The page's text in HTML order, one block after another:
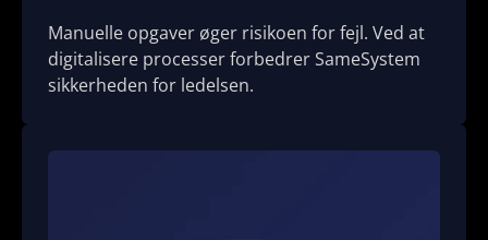
Manuelle opgaver øger risikoen for fejl. Ved at
digitalisere processer forbedrer SameSystem
sikkerheden for ledelsen.